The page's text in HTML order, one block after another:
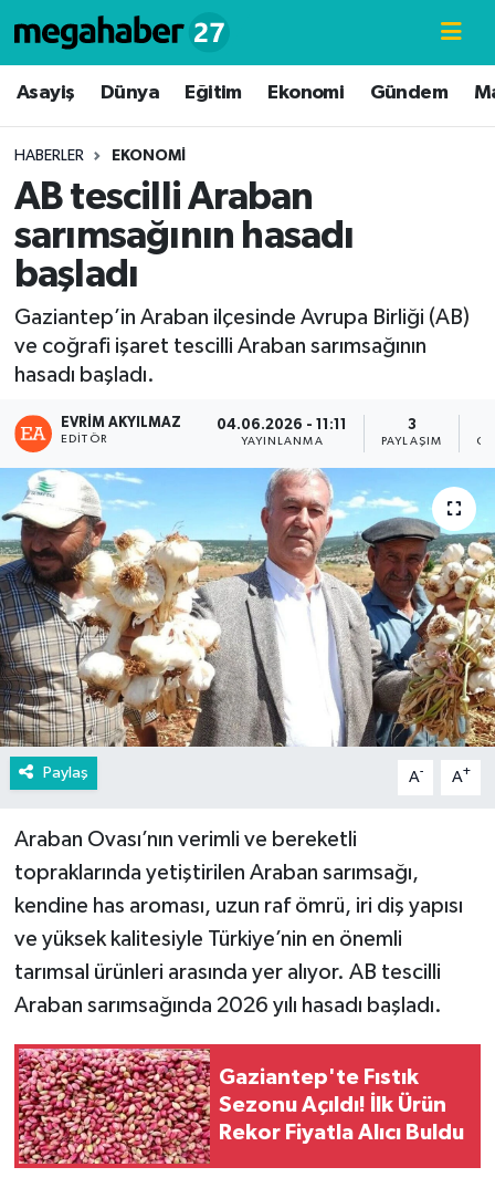
Asayiş Dünya Eğitim Ekonomi Gündem
HABERLER EKONOMI
AB tescilli Araban
sarımsağının hasadı
başladı
Gaziantep’in Araban ilçesinde Avrupa Birliği (AB)
ve coğrafi işaret tescilli Araban sarımsağının
hasadı başladı.
EVRIM AKYILMAZ
EDITÖR
04.06.2026 - 11:11
YAYINLANMA
3
PAYLAŞIM
Paylaş A- A+
Araban Ovası’nın verimli ve bereketli
topraklarında yetiştirilen Araban sarımsağı,
kendine has aroması, uzun raf ömrü, iri diş yapısı
ve yüksek kalitesiyle Türkiye’nin en önemli
tarımsal ürünleri arasında yer alıyor. AB tescilli
Araban sarımsağında 2026 yılı hasadı başladı.
Gaziantep'te Fıstık
Sezonu Açıldı! İlk Ürün
Rekor Fiyatla Alıcı Buldu
Hava Durumu
Süper Lig Puan Durumu ve Fikstür
Tüm Manşetler
Son Dakika Haberleri
Haber Arşivi